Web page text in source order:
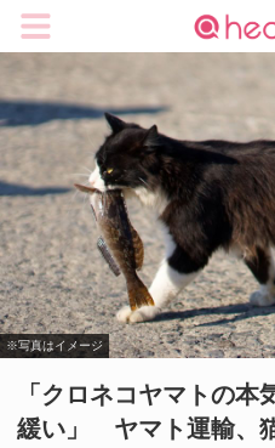
※写真はイメージ
「クロネコヤマトの
緩い」 ヤマト運輸、